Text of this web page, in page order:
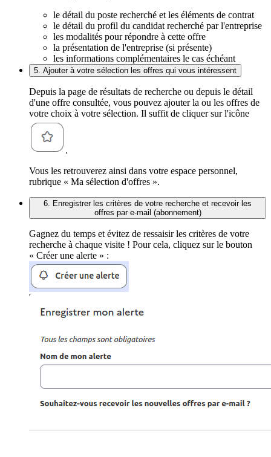
le détail du poste recherché et les éléments de contrat
le détail du profil du candidat recherché par l'entreprise
les modalités pour répondre à cette offre
la présentation de l'entreprise (si présente)
les informations complémentaires le cas échéant
5. Ajouter à votre sélection les offres qui vous intéressent
Depuis la page de résultats de recherche ou depuis le détail
d'une offre consultée, vous pouvez ajouter la ou les offres de
votre choix à votre sélection. Il suffit de cliquer sur l'icône
.
Vous les retrouverez ainsi dans votre espace personnel,
rubrique « Ma sélection d'offres ».
6. Enregistrer les critères de votre recherche et recevoir les
offres par e-mail (abonnement)
Gagnez du temps et évitez de ressaisir les critères de votre
recherche à chaque visite ! Pour cela, cliquez sur le bouton
« Créer une alerte » :